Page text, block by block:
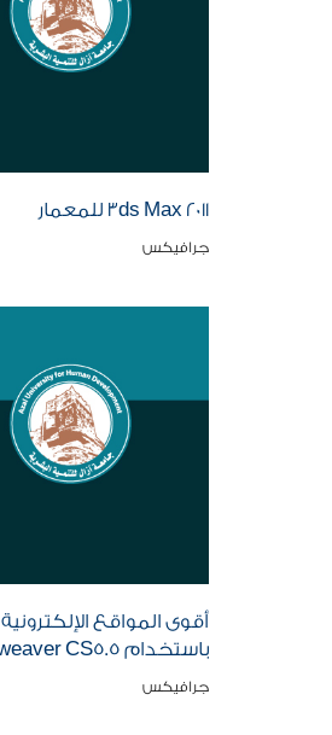
3ds Max 2011 للمعمار
جرافيكس
أقوى المواقع الإلكترونية
باستخدام Dreamweaver CS5.5
جرافيكس